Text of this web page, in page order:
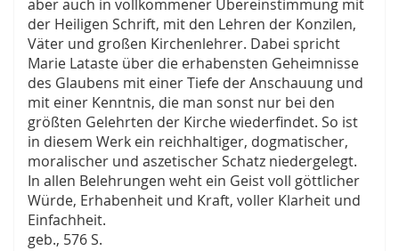
aber auch in vollkommener Übereinstimmung mit
der Heiligen Schrift, mit den Lehren der Konzilen,
Väter und großen Kirchenlehrer. Dabei spricht
Marie Lataste über die erhabensten Geheimnisse
des Glaubens mit einer Tiefe der Anschauung und
mit einer Kenntnis, die man sonst nur bei den
größten Gelehrten der Kirche wiederfindet. So ist
in diesem Werk ein reichhaltiger, dogmatischer,
moralischer und aszetischer Schatz niedergelegt.
In allen Belehrungen weht ein Geist voll göttlicher
Würde, Erhabenheit und Kraft, voller Klarheit und
Einfachheit.
geb., 576 S.